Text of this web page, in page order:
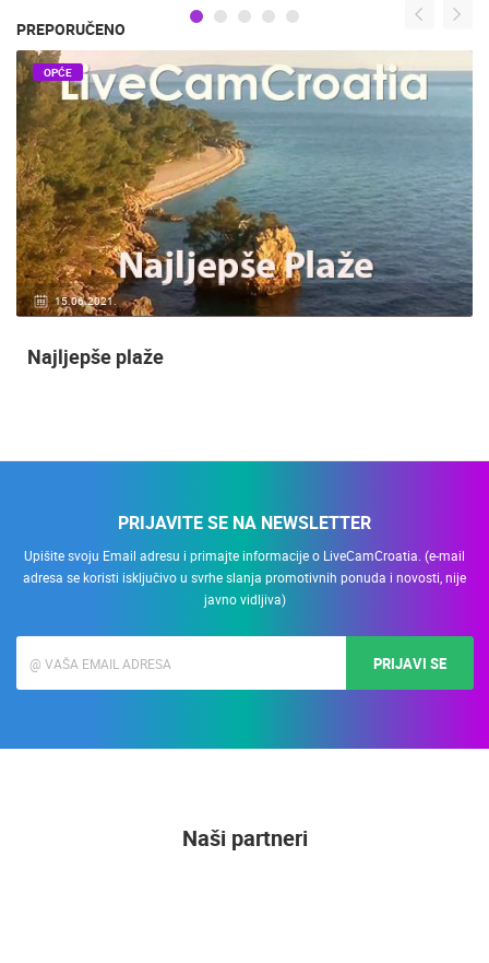
PREPORUČENO
15.06.2021.
OPĆE
Najljepše plaže
PRIJAVITE SE NA NEWSLETTER
Upišite svoju Email adresu i primajte informacije o LiveCamCroatia. (e-mail
adresa se koristi isključivo u svrhe slanja promotivnih ponuda i novosti, nije
javno vidljiva)
PRIJAVI SE
Naši partneri